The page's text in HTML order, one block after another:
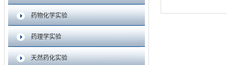
药物化学实验
药理学实验
天然药化实验